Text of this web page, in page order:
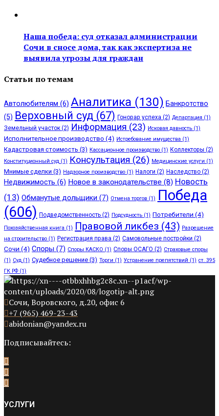
Наша победа: суд отказал администрации
Сочи в сносе дома, так как экспертиза не
выявила угрозы для граждан
Статьи по темам
Автолюбителям (6) Аналитика (130) Банкротство
(5) Верховный суд (67) Гонорар успеха (2) Департация (1)
Земельный участок (2) Информация (23) Исковая давность (1)
Исполнительное производство (4) Истребование имущества (1)
Кадастровая стоимость (3) Кассационное производство (1) Коллекторы (2)
Конституционный суд (1) Консультация (26) Медицинские услуги (1)
Мнимые сделки (3) Надзорное производство (1) Налоги (2) Наследство (2)
Недвижимость (6) Новое в законодательстве (8) Новость
(13) Обманутые дольщики (7) Отмена торгов (1)
Победа
(606) Подведомственность (2) Подсудность (1) Потребители (4)
Похозяйственная книга (1) Правовой ликбез (43) Разрешение
на строительство (1) Регистрация права (2) Самовольные постройки (2)
Сочи (4) Споры (7) Споры КАСКО (1) Споры ОСАГО (2) Страховые споры
(1) Суд (1) Судебное решение (3) Торги (1) Устранение препятствий (1) ст. 395
ГК РФ (1)
Сочи, Воровского, д.20, офис 6
+7 (965) 469-23-43
abidonian@yandex.ru
Подписывайтесь:
УСЛУГИ